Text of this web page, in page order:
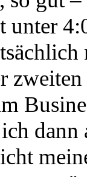
unter